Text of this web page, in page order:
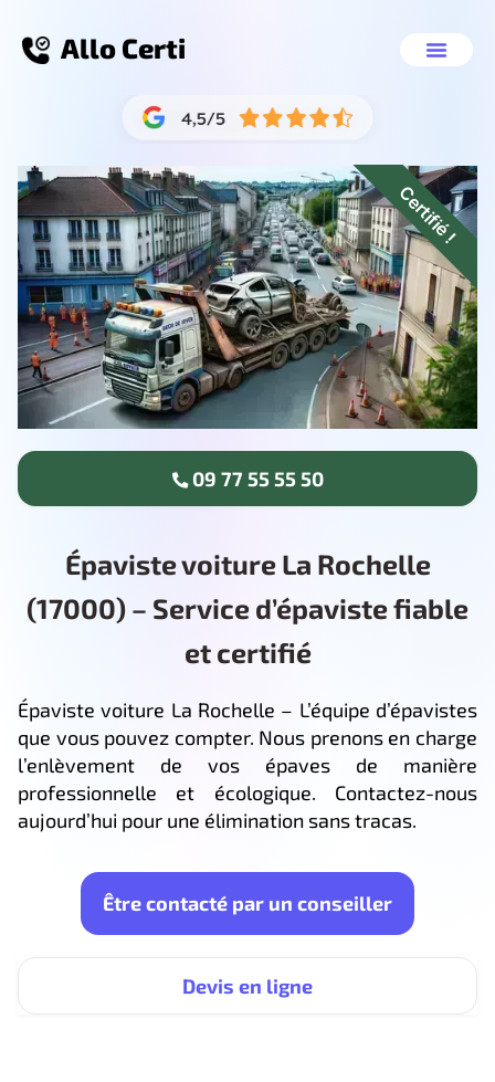
Allo Certi
Épaviste voiture La Rochelle
(17000) – Service d’épaviste fiable
et certifié
Épaviste voiture La Rochelle – L’équipe d’épavistes
que vous pouvez compter. Nous prenons en charge
l’enlèvement de vos épaves de manière
professionnelle et écologique. Contactez-nous
aujourd’hui pour une élimination sans tracas.
Être contacté par un conseiller
Devis en ligne
Certifié !
09 77 55 55 50